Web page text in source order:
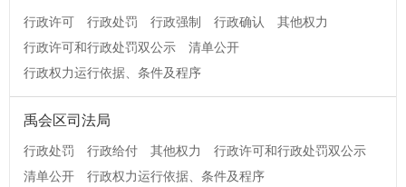
行政许可 行政处罚 行政强制 行政确认
其他权力
行政许可和行政处罚双公示
清单公开
行政权力运行依据、条件及程序
禹会区司法局
行政处罚 行政给付 其他权力
行政许可和行政处罚双公示
清单公开
行政权力运行依据、条件及程序